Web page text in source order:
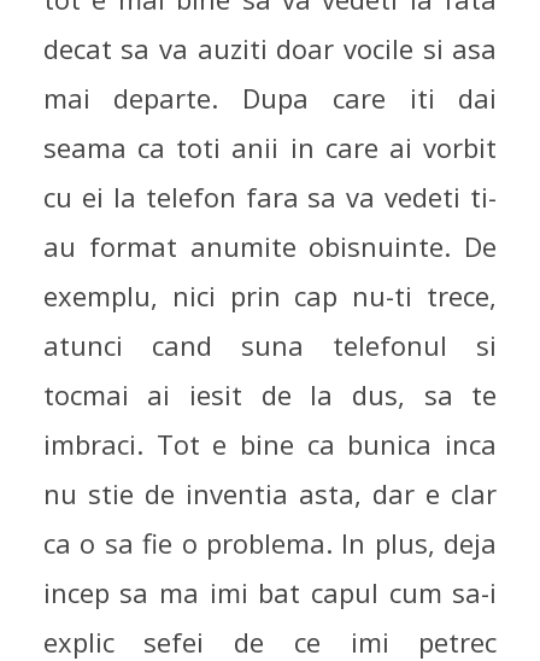
DE PROFUNDIS IX
DE PROFUNDIS 27/04/2007
decat sa va auziti doar vocile si asa
mai departe. Dupa care iti dai
seama ca toti anii in care ai vorbit
cu ei la telefon fara sa va vedeti ti-
au format anumite obisnuinte. De
exemplu, nici prin cap nu-ti trece,
atunci cand suna telefonul si
tocmai ai iesit de la dus, sa te
imbraci. Tot e bine ca bunica inca
nu stie de inventia asta, dar e clar
ca o sa fie o problema. In plus, deja
incep sa ma imi bat capul cum sa-i
explic sefei de ce imi petrec